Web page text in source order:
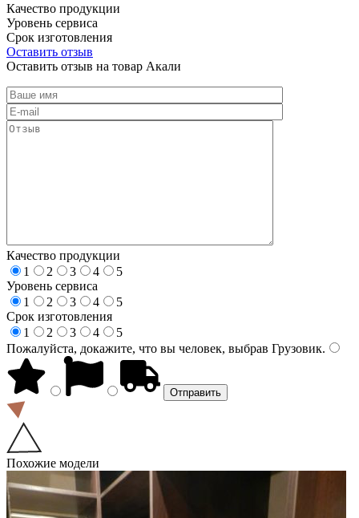
Качество продукции
Уровень сервиса
Срок изготовления
Оставить отзыв
Оставить отзыв на товар Акали
Качество продукции
1
2 3 4
5
Уровень сервиса
1
2 3 4
5
Срок изготовления
1
2 3 4
5
Пожалуйста, докажите, что вы человек, выбрав Грузовик.
Похожие модели